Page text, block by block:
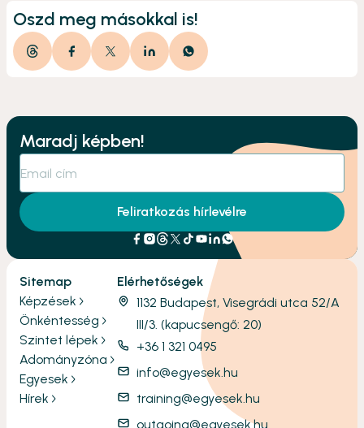
Oszd meg másokkal is!
Maradj képben!
Feliratkozás hírlevélre
Sitemap
Képzések
Önkéntesség
Szintet lépek
Adományzóna
Egyesek
Hírek
Elérhetőségek
1132 Budapest, Visegrádi utca 52/A
III/3. (kapucsengő: 20)
+36 1 321 0495
info@egyesek.hu
training@egyesek.hu
outgoing@egyesek.hu